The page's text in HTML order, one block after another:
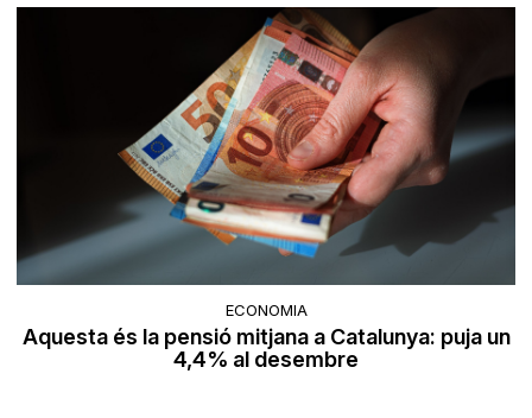
ECONOMIA
Aquesta és la pensió mitjana a Catalunya: puja un
4,4% al desembre